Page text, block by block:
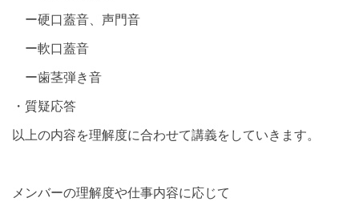
ー硬口蓋音、声門音
ー軟口蓋音
ー歯茎弾き音
・質疑応答
以上の内容を理解度に合わせて講義をしていきます。
メンバーの理解度や仕事内容に応じて